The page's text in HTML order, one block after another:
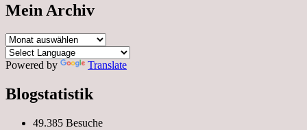
Mein Archiv
Mein
Archiv
Powered by
Translate
Blogstatistik
49.385 Besuche